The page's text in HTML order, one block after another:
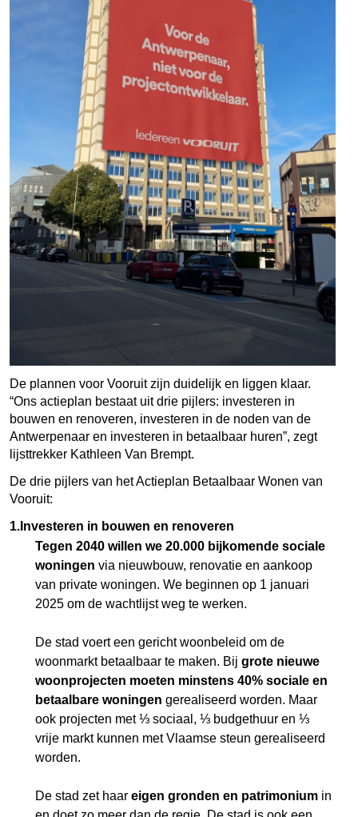
De plannen voor Vooruit zijn duidelijk en liggen klaar.
“Ons actieplan bestaat uit drie pijlers: investeren in
bouwen en renoveren, investeren in de noden van de
Antwerpenaar en investeren in betaalbaar huren”, zegt
lijsttrekker Kathleen Van Brempt.
De drie pijlers van het Actieplan Betaalbaar Wonen van
Vooruit:
1.Investeren in bouwen en renoveren
Tegen 2040 willen we 20.000 bijkomende sociale
woningen via nieuwbouw, renovatie en aankoop
van private woningen. We beginnen op 1 januari
2025 om de wachtlijst weg te werken.
De stad voert een gericht woonbeleid om de
woonmarkt betaalbaar te maken. Bij grote nieuwe
woonprojecten moeten minstens 40% sociale en
betaalbare woningen gerealiseerd worden. Maar
ook projecten met ⅓ sociaal, ⅓ budgethuur en ⅓
vrije markt kunnen met Vlaamse steun gerealiseerd
worden.
De stad zet haar eigen gronden en patrimonium in